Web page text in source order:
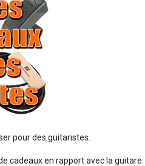
pour des guitaristes.
cadeaux en rapport avec la guitare.